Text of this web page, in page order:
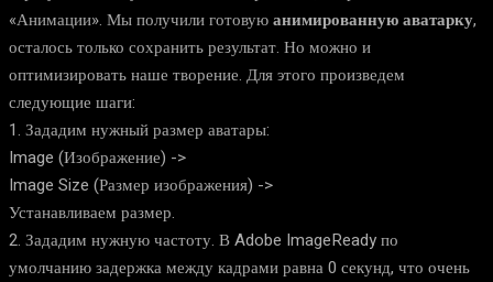
«Анимации». Мы получили готовуюанимированную аватарку,
осталось только сохранить результат. Но можно и
оптимизировать наше творение. Для этого произведем
следующие шаги:
1. Зададим нужный размер аватары:
Image (Изображение) ->
Image Size (Размер изображения) ->
Устанавливаем размер.
2. Зададим нужную частоту. В Adobe ImageReady по
умолчанию задержка между кадрами равна 0 секунд, что очень